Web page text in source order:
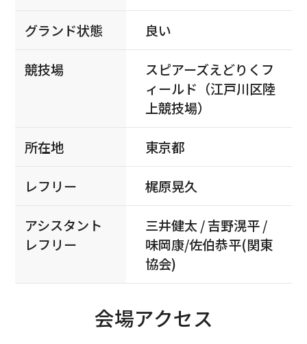
グランド状態 良い
競技場
スピアーズえどりくフ
ィールド（江戸川区陸
上競技場）
所在地 東京都
レフリー 梶原晃久
アシスタント
レフリー
三井健太 / 吉野滉平 /
味岡康/佐伯恭平(関東
協会)
会場アクセス